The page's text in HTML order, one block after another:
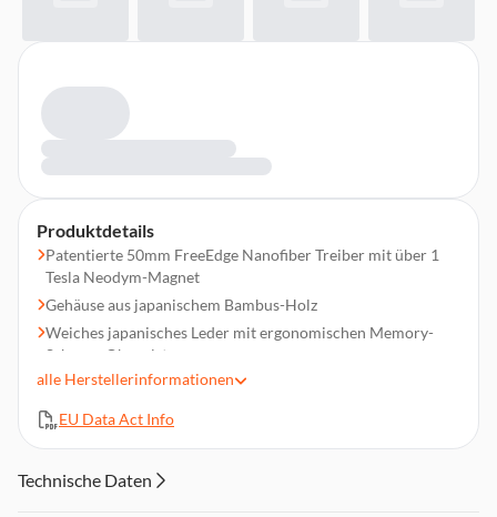
Produktdetails
Patentierte 50mm FreeEdge Nanofiber Treiber mit über 1
Tesla Neodym-Magnet
Gehäuse aus japanischem Bambus-Holz
Weiches japanisches Leder mit ergonomischen Memory-
Schaum-Ohrpolstern
3m silberbeschichtetes OFC-Kabel (sauerstofffreies Kupfer)
1,3 m Audiokabel mit 3,5 mm Stecker
alle Herstellerinformationen
EU Data Act Info
Technische Daten